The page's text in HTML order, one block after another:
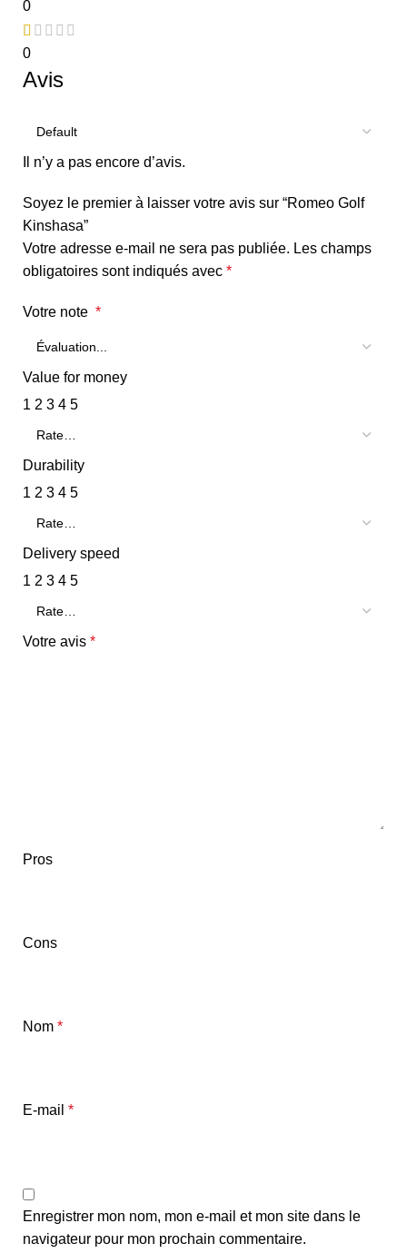
0
0
Avis
Il n’y a pas encore d’avis.
Soyez le premier à laisser votre avis sur “Romeo Golf
Kinshasa”
Votre adresse e-mail ne sera pas publiée. Les champs
obligatoires sont indiqués avec *
Votre note *
Value for money
1 2 3 4 5
Durability
1 2 3 4 5
Delivery speed
1 2 3 4 5
Votre avis *
Pros
Cons
Nom *
E-mail *
Enregistrer mon nom, mon e-mail et mon site dans le
navigateur pour mon prochain commentaire.